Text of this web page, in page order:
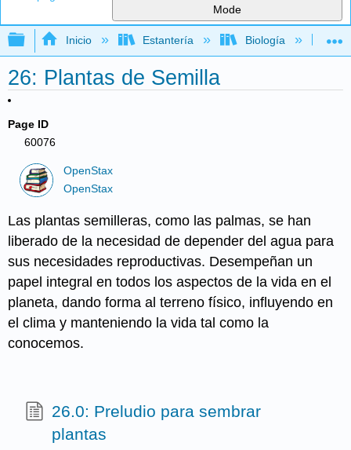
Mode
Expandir/contraer jerarquía global
Inicio Estantería Biología
26: Plantas de Semilla
Page ID
60076
OpenStax
OpenStax
Las plantas semilleras, como las palmas, se han
liberado de la necesidad de depender del agua para
sus necesidades reproductivas. Desempeñan un
papel integral en todos los aspectos de la vida en el
planeta, dando forma al terreno físico, influyendo en
el clima y manteniendo la vida tal como la
conocemos.
26.0: Preludio para sembrar
plantas